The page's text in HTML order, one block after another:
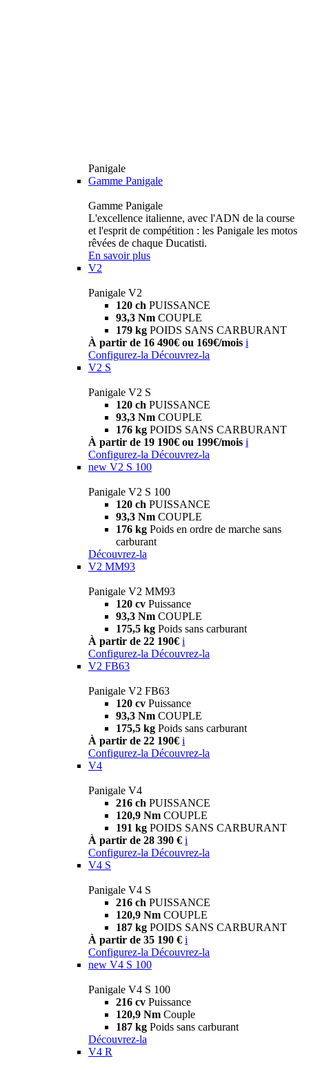
Panigale
Gamme Panigale
Gamme Panigale
L'excellence italienne, avec l'ADN de la course
et l'esprit de compétition : les Panigale les motos
rêvées de chaque Ducatisti.
En savoir plus
V2
Panigale V2
120 ch PUISSANCE
93,3 Nm COUPLE
179 kg POIDS SANS CARBURANT
À partir de 16 490€ ou 169€/mois i
Configurez-la Découvrez-la
V2 S
Panigale V2 S
120 ch PUISSANCE
93,3 Nm COUPLE
176 kg POIDS SANS CARBURANT
À partir de 19 190€ ou 199€/mois i
Configurez-la Découvrez-la
new V2 S 100
Panigale V2 S 100
120 ch PUISSANCE
93,3 Nm COUPLE
176 kg Poids en ordre de marche sans
carburant
Découvrez-la
V2 MM93
Panigale V2 MM93
120 cv Puissance
93,3 Nm COUPLE
175,5 kg Poids sans carburant
À partir de 22 190€ i
Configurez-la Découvrez-la
V2 FB63
Panigale V2 FB63
120 cv Puissance
93,3 Nm COUPLE
175,5 kg Poids sans carburant
À partir de 22 190€ i
Configurez-la Découvrez-la
V4
Panigale V4
216 ch PUISSANCE
120,9 Nm COUPLE
191 kg POIDS SANS CARBURANT
À partir de 28 390 € i
Configurez-la Découvrez-la
V4 S
Panigale V4 S
216 ch PUISSANCE
120,9 Nm COUPLE
187 kg POIDS SANS CARBURANT
À partir de 35 190 € i
Configurez-la Découvrez-la
new V4 S 100
Panigale V4 S 100
216 cv Puissance
120,9 Nm Couple
187 kg Poids sans carburant
Découvrez-la
V4 R